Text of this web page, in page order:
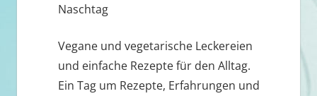
Naschtag
Vegane und vegetarische Leckereien
und einfache Rezepte für den Alltag.
Ein Tag um Rezepte, Erfahrungen und